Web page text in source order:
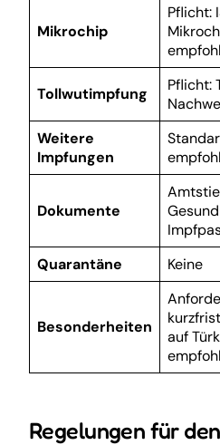
Mikrochip
Pflicht:
Tollwutimpfung
Pflicht:
Weitere
Impfungen
Dokumente
Quarantäne
Keine
Besonderheiten
auf
Regelungen für